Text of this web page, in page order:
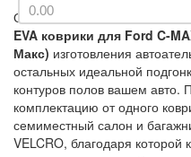
Описание
EVA коврики для Ford C-
Макс) изготовления
остальных идеальной
контуров полов вашем
комплектацию от одного
семиместный салон и
VELCRO, благодаря